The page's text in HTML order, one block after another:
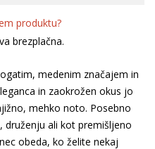
produktu?
brezplačna.
medenim značajem in
in zaokrožen okus jo
mehko noto. Posebno
druženju ali kot premišljeno
obeda, ko želite nekaj